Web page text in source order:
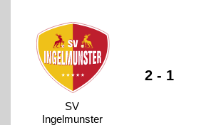
SV
Ingelmunster
2 - 1